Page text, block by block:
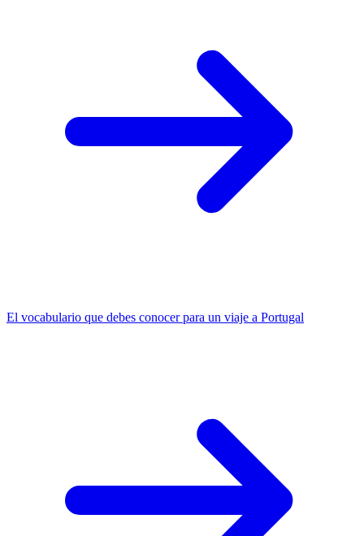
El vocabulario que debes conocer para un viaje a Portugal